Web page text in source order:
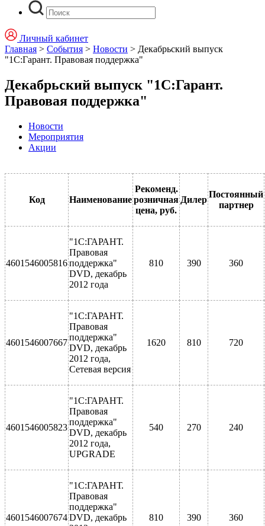
Личный кабинет
Главная > События > Новости > Декабрьский выпуск
"1С:Гарант. Правовая поддержка"
Декабрьский выпуск "1С:Гарант.
Правовая поддержка"
Новости
Мероприятия
Акции
Код Наименование
Рекоменд.
розничная
цена, руб.
Дилер
Постоянный
партнер
4601546005816
"1С:ГАРАНТ.
Правовая
поддержка"
DVD, декабрь
2012 года
810 390 360
4601546007667
"1С:ГАРАНТ.
Правовая
поддержка"
DVD, декабрь
2012 года,
Сетевая версия
1620 810 720
4601546005823
"1С:ГАРАНТ.
Правовая
поддержка"
DVD, декабрь
2012 года,
UPGRADE
540 270 240
4601546007674
"1С:ГАРАНТ.
Правовая
поддержка"
DVD, декабрь
810 390 360